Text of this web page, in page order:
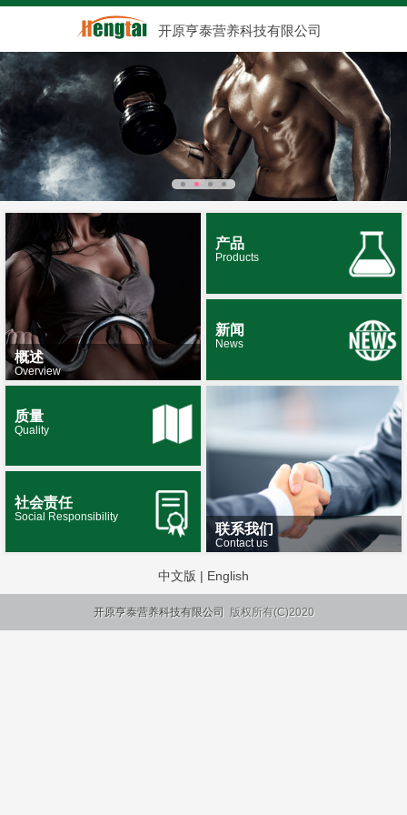
开原亨泰营养科技有限公司
概述
Overview
产品
Products
新闻
News
联系我们
Contact us
质量
Quality
社会责任
Social Responsibility
中文版 | English
开原亨泰营养科技有限公司 版权所有(C)2020